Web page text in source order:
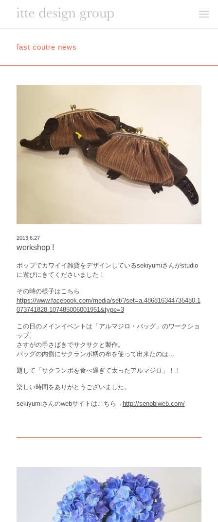
fast coutre news
2013.6.27
workshop !
ポップでカワイイ雑貨をデザインしているsekiyumiさんがstudio
に遊びにきてくださいました！
その時の様子はこちら
https://www.facebook.com/media/set/?set=a.486816344735480.1
073741828.107485006001951&type=3
この日のメインイベントは「アルマジロ・バッグ」のワークショ
ップ。
さすがの手さばきでサクサクと製作。
バッグの内側にサクランボ柄の布を使って出来たのは…
題して「サクランボを食べ過ぎて太ったアルマジロ」！！
楽しい時間をありがとうございました。
sekiyumiさんのwebサイトはこちら→ http://senobiweb.com/